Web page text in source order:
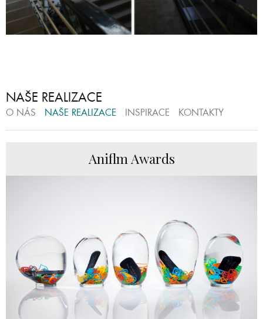
NAŠE REALIZACE
O NÁS NAŠE REALIZACE INSPIRACE KONTAKTY
Aniflm Awards